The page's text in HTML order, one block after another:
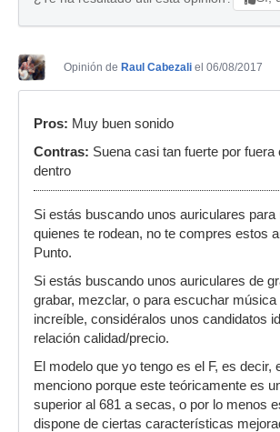
Opinión de Raul Cabezali el 06/08/2017
Pros: Muy buen sonido
Contras: Suena casi tan fuerte por fuera
dentro
Si estás buscando unos auriculares para
quienes te rodean, no te compres estos
Punto.
Si estás buscando unos auriculares de
grabar, mezclar, o para escuchar música
increíble, considéralos unos candidatos
relación calidad/precio.
El modelo que yo tengo es el F, es decir,
menciono porque este teóricamente es
superior al 681 a secas, o por lo menos
dispone de ciertas características